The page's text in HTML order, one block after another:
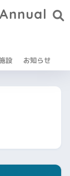
設 お知らせ